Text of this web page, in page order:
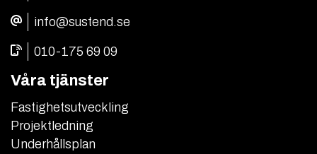
info@sustend.se
010-175 69 09
Våra tjänster
Fastighetsutveckling
Projektledning
Underhållsplan